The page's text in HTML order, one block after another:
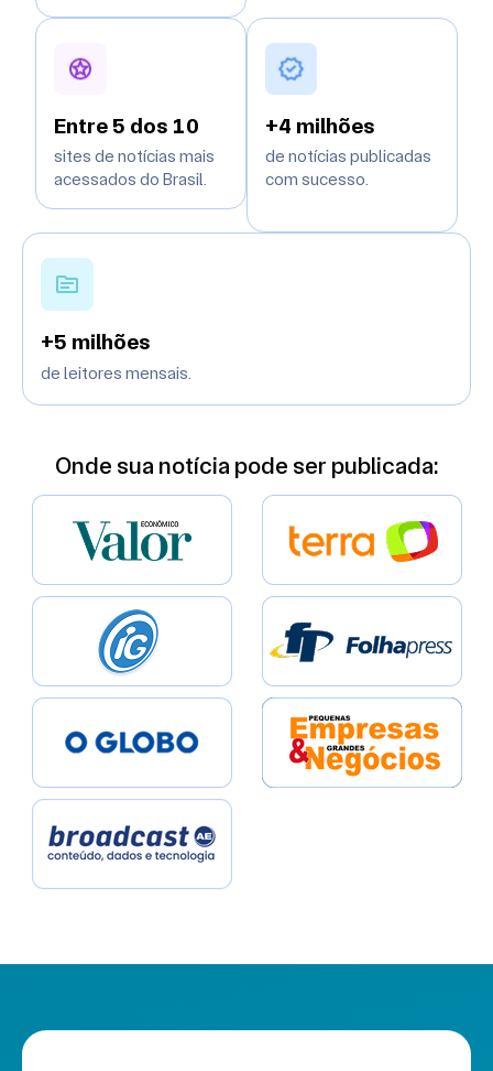
Entre 5 dos 10
sites de notícias mais
acessados do Brasil.
+4 milhões
de notícias publicadas
com sucesso.
+5 milhões
de leitores mensais.
Onde sua notícia pode ser publicada: